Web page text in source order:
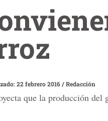
22 febrero 2016/Redacción
que la producción